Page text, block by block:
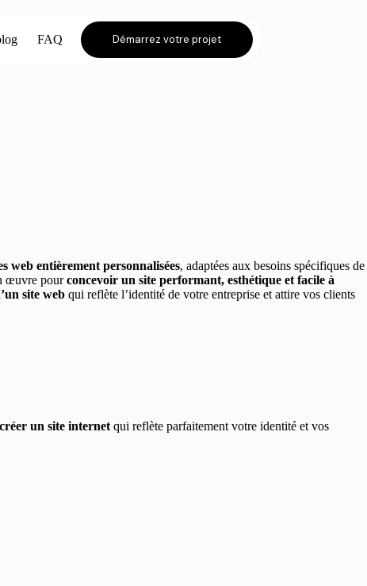
FAQ Démarrez votre projet
web entièrement personnalisées, adaptées aux besoins spécifiques de
œuvre pourconcevoir un site performant, esthétique et facile à
site web qui reflète l’identité de votre entreprise et attire vos clients
créer un site internet qui reflète parfaitement votre identité et vos